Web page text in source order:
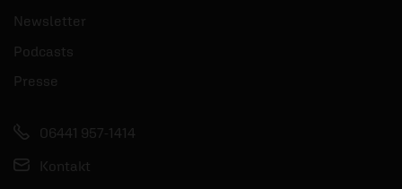
Newsletter
Podcasts
Presse
06441 957-1414
Kontakt